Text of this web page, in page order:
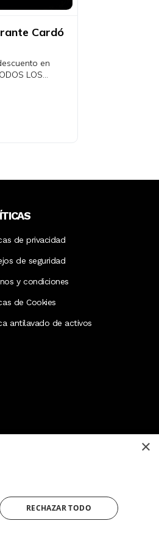
Cardó
en
LOS
de privacidad
de seguridad
y condiciones
de Cookies
antilavado de activos
(02) 298 1300
×
RECHAZAR TODO